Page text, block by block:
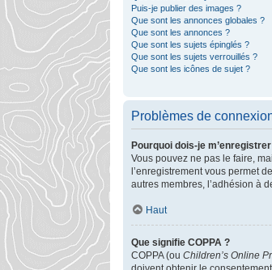
Puis-je publier des images ?
Que sont les annonces globales ?
Que sont les annonces ?
Que sont les sujets épinglés ?
Que sont les sujets verrouillés ?
Que sont les icônes de sujet ?
Problèmes de
Pourquoi dois-je
Vous pouvez ne pas le faire,
l’enregistrement vous permet
autres membres, l’adhésion à
Haut
Que signifie COPPA ?
COPPA (ou Children’s Online